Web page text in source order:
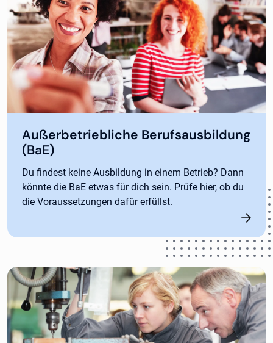
Außerbetriebliche Berufsausbildung
(BaE)
Du findest keine Ausbildung in einem Betrieb? Dann
könnte die BaE etwas für dich sein. Prüfe hier, ob du
die Voraussetzungen dafür erfüllst.